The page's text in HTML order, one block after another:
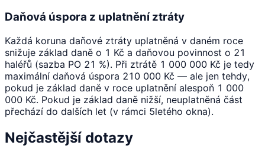
Daňová úspora z uplatnění ztráty
Každá koruna daňové ztráty uplatněná v daném roce
snižuje základ daně o 1 Kč a daňovou povinnost o 21
haléřů (sazba PO 21 %). Při ztrátě 1 000 000 Kč je tedy
maximální daňová úspora 210 000 Kč — ale jen tehdy,
pokud je základ daně v roce uplatnění alespoň 1 000
000 Kč. Pokud je základ daně nižší, neuplatněná část
přechází do dalších let (v rámci 5letého okna).
Nejčastější dotazy